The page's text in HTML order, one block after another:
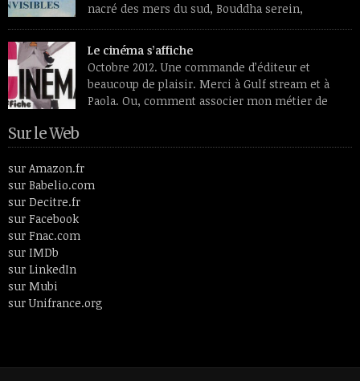
nacré des mers du sud, Bouddha serein,
papillons translucides, profils de médaille
transfigurés par des lumières intérieures et se détachant sur
des fleurs étranges, douces et vénéneuses à la fois. Peintre
ayant vécu entre le 19e siècle et le 20ème, Odilon Redon aimait
plus […]
Le cinéma s’affiche
Octobre 2012. Une commande d’éditeur et
beaucoup de plaisir. Merci à Gulf stream et à
Paola. Ou, comment associer mon métier de
cinéphile que je suis toujours restée. En 26 lettres et 52
articles, le livre fait un tour de l’histoire du cinéma en passant
par des thèmes aussi […]
Sur le Web
sur Amazon.fr
sur Babelio.com
sur Decitre.fr
sur Facebook
sur Fnac.com
sur IMDb
sur LinkedIn
sur Mubi
sur Unifrance.org